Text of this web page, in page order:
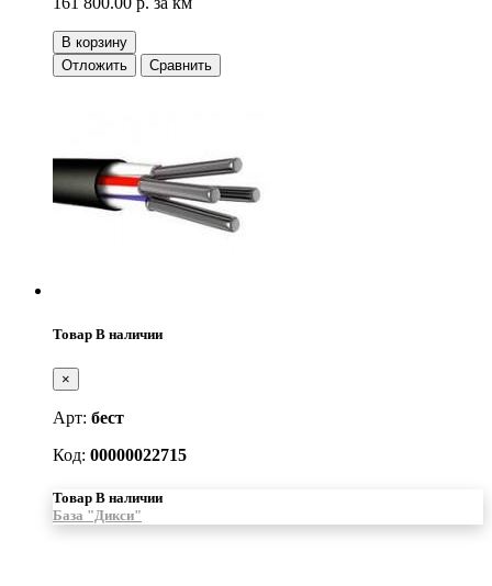
В корзину
Отложить
Сравнить
Товар В наличии
×
Арт: бест
Код: 00000022715
Товар В наличии
База "Дикси"